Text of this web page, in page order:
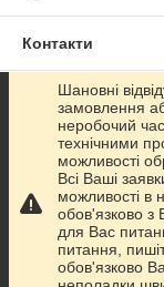
Контакти
Доставка та
Графік роботи
Повна версія
Сайт створено
Шановні
замовлення
неробочий
технічними
можливості
Всі Ваші
можливості в
обов'язково
для Вас
питання,
обов'язково